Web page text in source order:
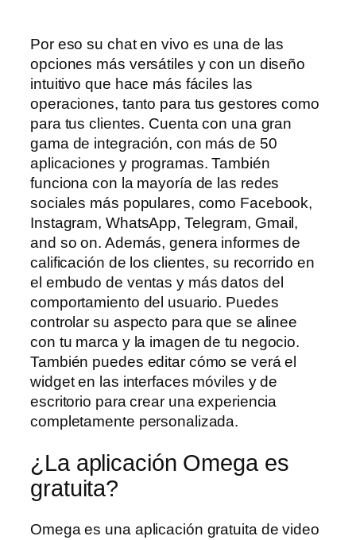
Por eso su chat en vivo es una de las
opciones más versátiles y con un diseño
intuitivo que hace más fáciles las
operaciones, tanto para tus gestores como
para tus clientes. Cuenta con una gran
gama de integración, con más de 50
aplicaciones y programas. También
funciona con la mayoría de las redes
sociales más populares, como Facebook,
Instagram, WhatsApp, Telegram, Gmail,
and so on. Además, genera informes de
calificación de los clientes, su recorrido en
el embudo de ventas y más datos del
comportamiento del usuario. Puedes
controlar su aspecto para que se alinee
con tu marca y la imagen de tu negocio.
También puedes editar cómo se verá el
widget en las interfaces móviles y de
escritorio para crear una experiencia
completamente personalizada.
¿La aplicación Omega es
gratuita?
Omega es una aplicación gratuita de video